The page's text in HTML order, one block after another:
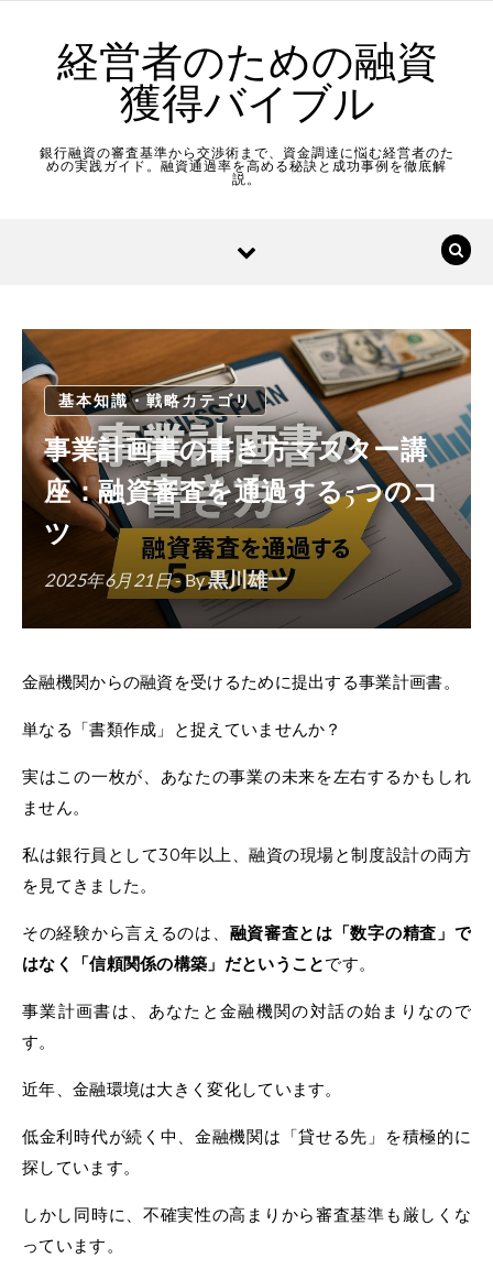
経営者のための融資
獲得バイブル
銀行融資の審査基準から交渉術まで、資金調達に悩む経営者のた
めの実践ガイド。融資通過率を高める秘訣と成功事例を徹底解
説。
基本知識・戦略カテゴリ
事業計画書の書き方マスター講
座：融資審査を通過する5つのコ
ツ
2025年6月21日- By黒川雄一
金融機関からの融資を受けるために提出する事業計画書。
単なる「書類作成」と捉えていませんか？
実はこの一枚が、あなたの事業の未来を左右するかもしれ
ません。
私は銀行員として30年以上、融資の現場と制度設計の両方
を見てきました。
その経験から言えるのは、 融資審査とは「数字の精査」で
はなく「信頼関係の構築」だということです。
事業計画書は、あなたと金融機関の対話の始まりなので
す。
近年、金融環境は大きく変化しています。
低金利時代が続く中、金融機関は「貸せる先」を積極的に
探しています。
しかし同時に、不確実性の高まりから審査基準も厳しくな
っています。